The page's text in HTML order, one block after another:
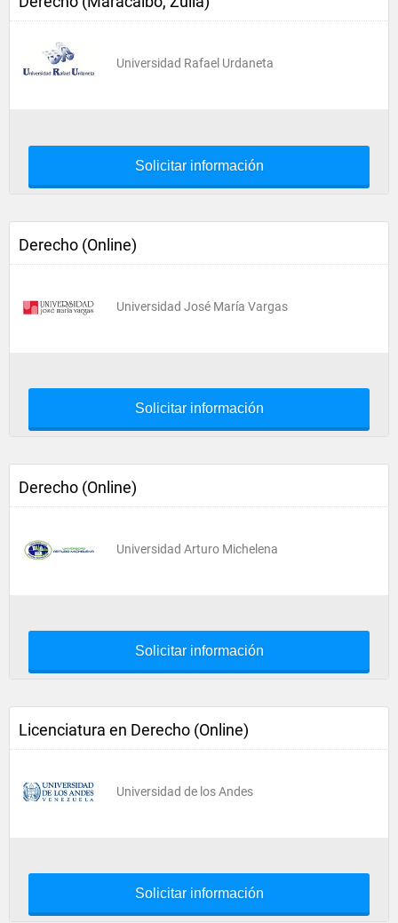
Universidad Rafael Urdaneta
Solicitar información
Derecho (Online)
Universidad José María Vargas
Solicitar información
Derecho (Online)
Universidad Arturo Michelena
Solicitar información
Licenciatura en Derecho (Online)
Universidad de los Andes
Solicitar información